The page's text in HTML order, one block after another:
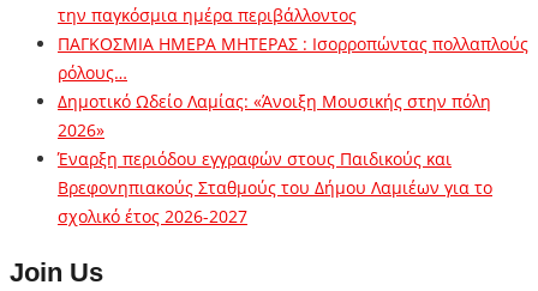
την παγκόσμια ημέρα περιβάλλοντος
ΠΑΓΚΟΣΜΙΑ ΗΜΕΡΑ ΜΗΤΕΡΑΣ : Ισορροπώντας πολλαπλούς
ρόλους…
Δημοτικό Ωδείο Λαμίας: «Άνοιξη Μουσικής στην πόλη
2026»
Έναρξη περιόδου εγγραφών στους Παιδικούς και
Βρεφονηπιακούς Σταθμούς του Δήμου Λαμιέων για το
σχολικό έτος 2026-2027
Join Us